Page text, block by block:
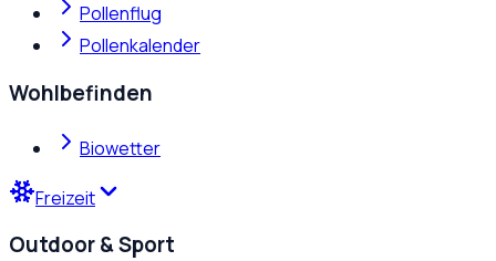
Pollenflug
Pollenkalender
Wohlbefinden
Biowetter
Freizeit
Outdoor & Sport